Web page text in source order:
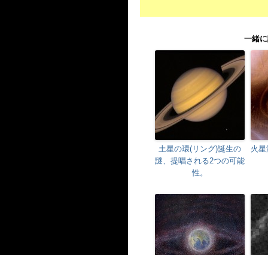
一緒
土星の環(リング)誕生の
謎、提唱される2つの可能
性。
火